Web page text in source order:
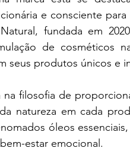
e consciente
fundada em
de cosméticos
seus produtos únicos e
na filosofia de
natureza em cada
óleos
estar emocional.